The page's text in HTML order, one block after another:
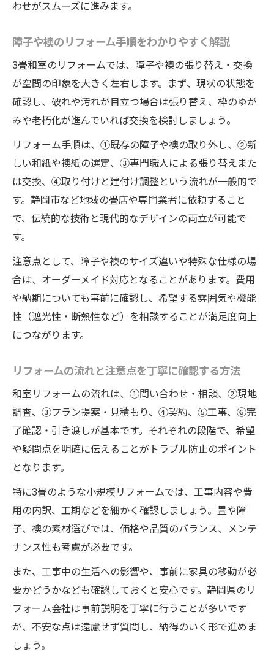
わせがスムーズに進みます。
障子や襖のリフォーム手順をわかりやすく解説
3畳和室のリフォームでは、障子や襖の張り替え・交換
が空間の印象を大きく左右します。まず、現状の状態を
確認し、破れや汚れが目立つ場合は張り替え、枠のゆが
みや老朽化が進んでいれば交換を検討しましょう。
リフォーム手順は、①既存の障子や襖の取り外し、②新
しい和紙や襖紙の選定、③専門職人による張り替えまた
は交換、④取り付けと建付け調整という流れが一般的で
す。静岡市など地域の畳店や専門業者に依頼すること
で、伝統的な技術と現代的なデザインの両立が可能で
す。
注意点として、障子や襖のサイズ違いや特殊な仕様の場
合は、オーダーメイド対応となることがあります。費用
や納期についても事前に確認し、希望する雰囲気や機能
性（遮光性・断熱性など）を相談することが満足度向上
につながります。
リフォームの流れと注意点を丁寧に確認する方法
和室リフォームの流れは、①問い合わせ・相談、②現地
調査、③プラン提案・見積もり、④契約、⑤工事、⑥完
了確認・引き渡しが基本です。それぞれの段階で、希望
や疑問点を明確に伝えることがトラブル防止のポイント
となります。
特に3畳のような小規模リフォームでは、工事内容や費
用の内訳、工期などを細かく確認しましょう。畳や障
子、襖の素材選びでは、価格や品質のバランス、メンテ
ナンス性も考慮が必要です。
また、工事中の生活への影響や、事前に家具の移動が必
要かどうかなども確認しておくと安心です。静岡県のリ
フォーム会社は事前説明を丁寧に行うことが多いです
が、不安な点は遠慮せず質問し、納得のいく形で進めま
しょう。